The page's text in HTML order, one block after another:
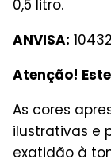
0,5 litro.
ANVISA:
Atenção!
As cores
ilustrativas e
exatidão à